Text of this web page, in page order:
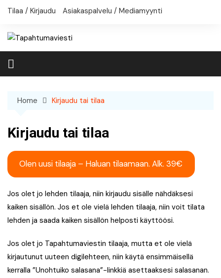
Skip
Tilaa / Kirjaudu Asiakaspalvelu / Mediamyynti
Home Kirjaudu tai tilaa
Kirjaudu tai tilaa
Olen uusi tilaaja – Haluan tilaamaan. Alk. 39€
Jos olet jo lehden tilaaja, niin kirjaudu sisälle nähdäksesi
kaiken sisällön. Jos et ole vielä lehden tilaaja, niin voit tilata
lehden ja saada kaiken sisällön helposti käyttöösi.
Jos olet jo Tapahtumaviestin tilaaja, mutta et ole vielä
kirjautunut uuteen digilehteen, niin käytä ensimmäisellä
kerralla ”Unohtuiko salasana”-linkkiä asettaaksesi salasanan.